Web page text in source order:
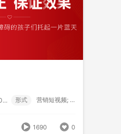
1253
222303170002 形式 营销短视频; 初级款;
1690 0